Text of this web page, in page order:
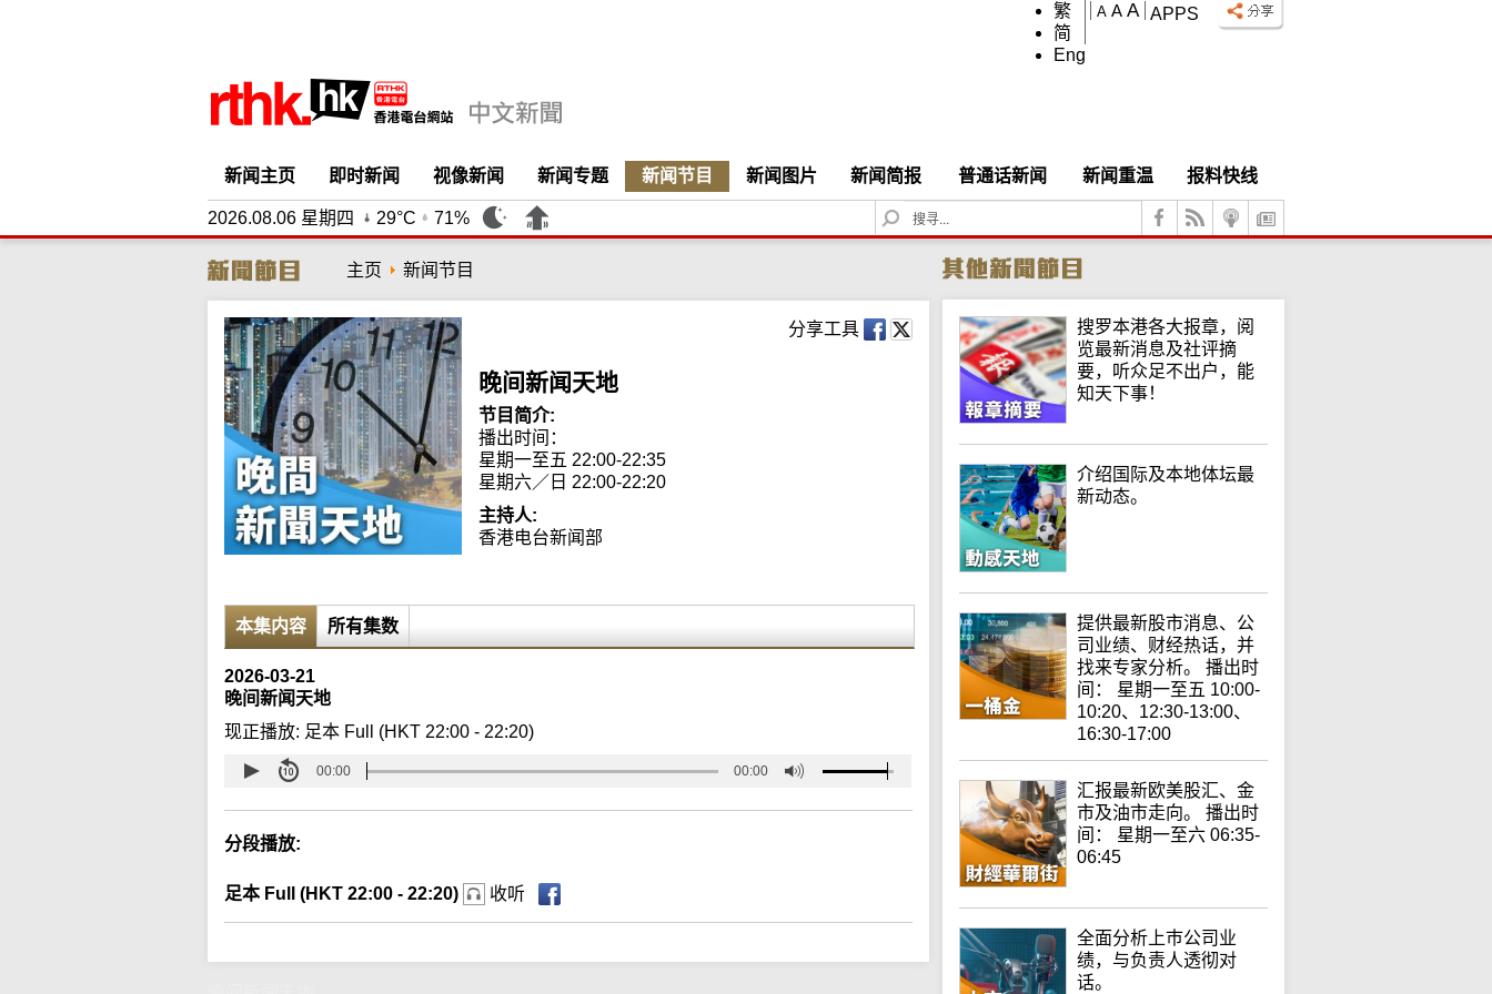
APPS
A A A
繁
简
Eng
新闻主页 即时新闻 视像新闻 新闻专题 新闻节目 新闻图片 新闻简报 普通话新闻 新闻重温 报料快线
2026.08.06 星期四 29°C 71%
S
e
c
h
主页 新闻节目
分享工具
晚间新闻天地
节目简介:
播出时间：
星期一至五 22:00-22:35
星期六／日 22:00-22:20
主持人:
香港电台新闻部
本集内容 所有集数
2026-03-21
晚间新闻天地
现正播放: 足本 Full (HKT 22:00 - 22:20)
00:00 00:00
分段播放:
足本 Full (HKT 22:00 - 22:20) 收听
搜罗本港各大报章，阅
览最新消息及社评摘
要，听众足不出户，能
知天下事！
介绍国际及本地体坛最
新动态。
提供最新股市消息、公
司业绩、财经热话，并
找来专家分析。 播出时
间： 星期一至五 10:00-
10:20、12:30-13:00、
16:30-17:00
汇报最新欧美股汇、金
市及油市走向。 播出时
间： 星期一至六 06:35-
06:45
全面分析上巿公司业
绩，与负责人透彻对
话。